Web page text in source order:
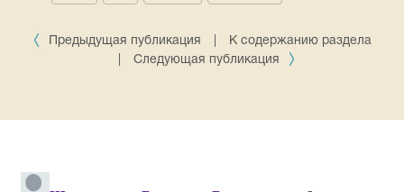
Предыдущая публикация
К содержанию раздела
Следующая публикация